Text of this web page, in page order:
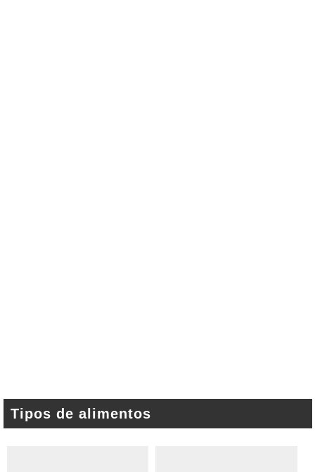
Tipos de alimentos